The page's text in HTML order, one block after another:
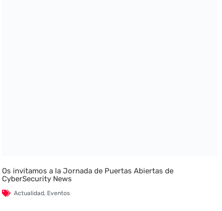
Os invitamos a la Jornada de Puertas Abiertas de
CyberSecurity News
Actualidad, Eventos